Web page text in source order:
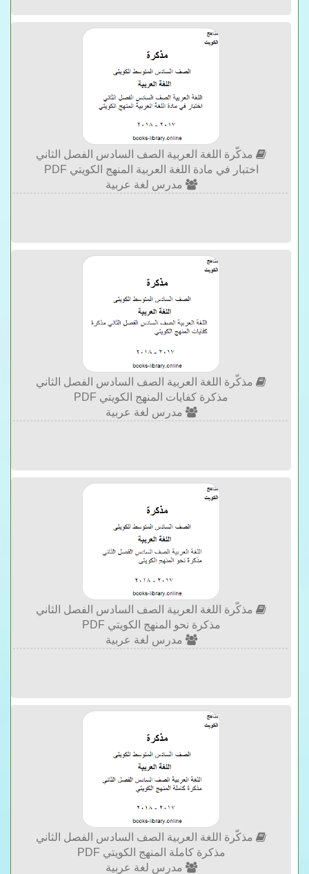
مذكّرة اللغة العربية الصف السادس الفصل الثاني
اختبار في مادة اللغة العربية المنهج الكويتي PDF
مدرس لغة عربية
مذكّرة اللغة العربية الصف السادس الفصل الثاني
مذكرة كفايات المنهج الكويتي PDF
مدرس لغة عربية
مذكّرة اللغة العربية الصف السادس الفصل الثاني
مذكرة نحو المنهج الكويتي PDF
مدرس لغة عربية
مذكّرة اللغة العربية الصف السادس الفصل الثاني
مذكرة كاملة المنهج الكويتي PDF
مدرس لغة عربية